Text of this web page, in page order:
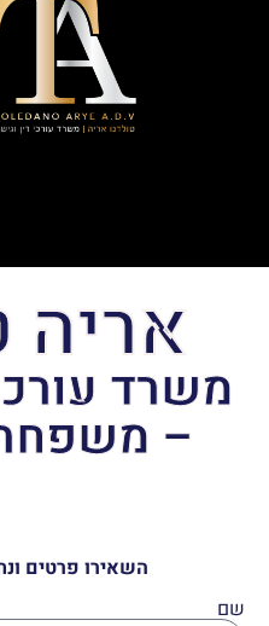
אריה
משרד
– משפחה
השאירו פרטים
שם